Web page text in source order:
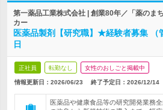
第一薬品工業株式会社 | 創業80年／「薬のま
カー
医薬品製剤【研究職】★経験者募集
日
正社員 転勤なし 女性のおしごと掲載中
情報更新日：2026/06/23 終了予定日： 2026/12/14
医薬品や健康食品等の研究開発業務